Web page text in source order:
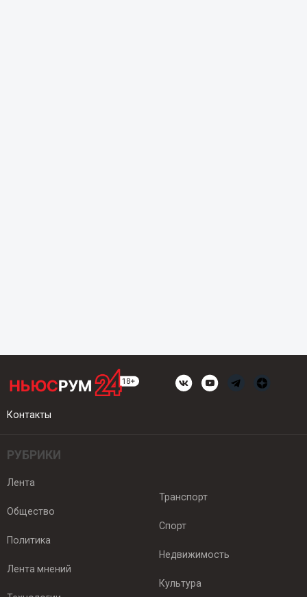
Контакты
РУБРИКИ
Лента
Общество
Политика
Лента мнений
Транспорт
Спорт
Недвижимость
Культура